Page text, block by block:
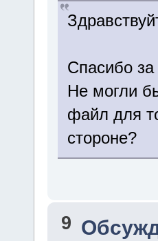
Спасибо за
Не могли
файл для
стороне?
9